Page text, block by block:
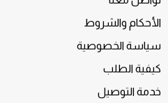
الأحكام والشروط
سياسة الخصوصية
كيفية الطلب
خدمة التوصيل